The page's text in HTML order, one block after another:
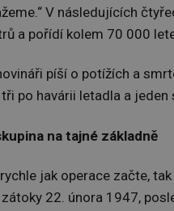
V následujících
a pořídí kolem 70 000
píší o potížích a
po havárii letadla a
na tajné základně
jak operace začte,
22. února 1947,